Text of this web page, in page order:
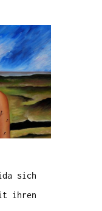
sich
ihren